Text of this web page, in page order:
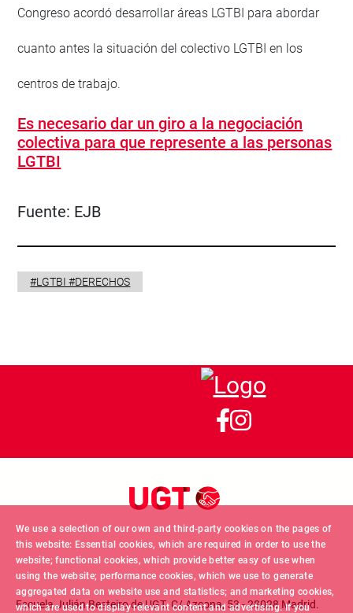
We use a selection of our own and third-party cookies on the pages of
this website: Essential cookies, which are required in order to use the
website; functional cookies, which provide better easy of use when
using the website; performance cookies, which we use to generate
aggregated data on website use and statistics; and marketing cookies,
which are used to display relevant content and advertising. If you
Congreso acordó desarrollar áreas LGTBI para abordar
cuanto antes la situación del colectivo LGTBI en los
centros de trabajo.
Es necesario dar un giro a la negociación
colectiva para que represente a las personas
LGTBI
Fuente: EJB
#LGTBI #DERECHOS
Escuela Julián Besteiro de UGT. C/ Azcona, 53 - 28028 Madrid.